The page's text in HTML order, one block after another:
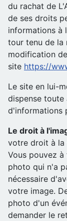
du rachat de
de ses droits
informations à
tour tenu de la
modification
site https://
Le site en lui-
dispense toute
d'informations
Le droit à
votre droit à la
Vous pouvez
photo qui n'a
nécessaire
votre image.
photo d'un
demander le